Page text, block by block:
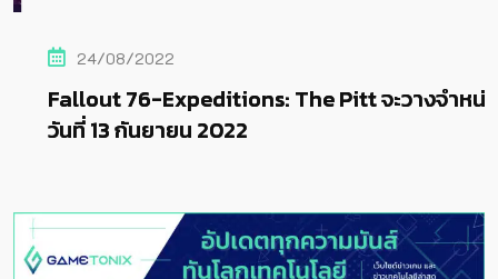
24/08/2022
Fallout 76-Expeditions: The Pitt จะวางจำหน่าย
วันที่ 13 กันยายน 2022